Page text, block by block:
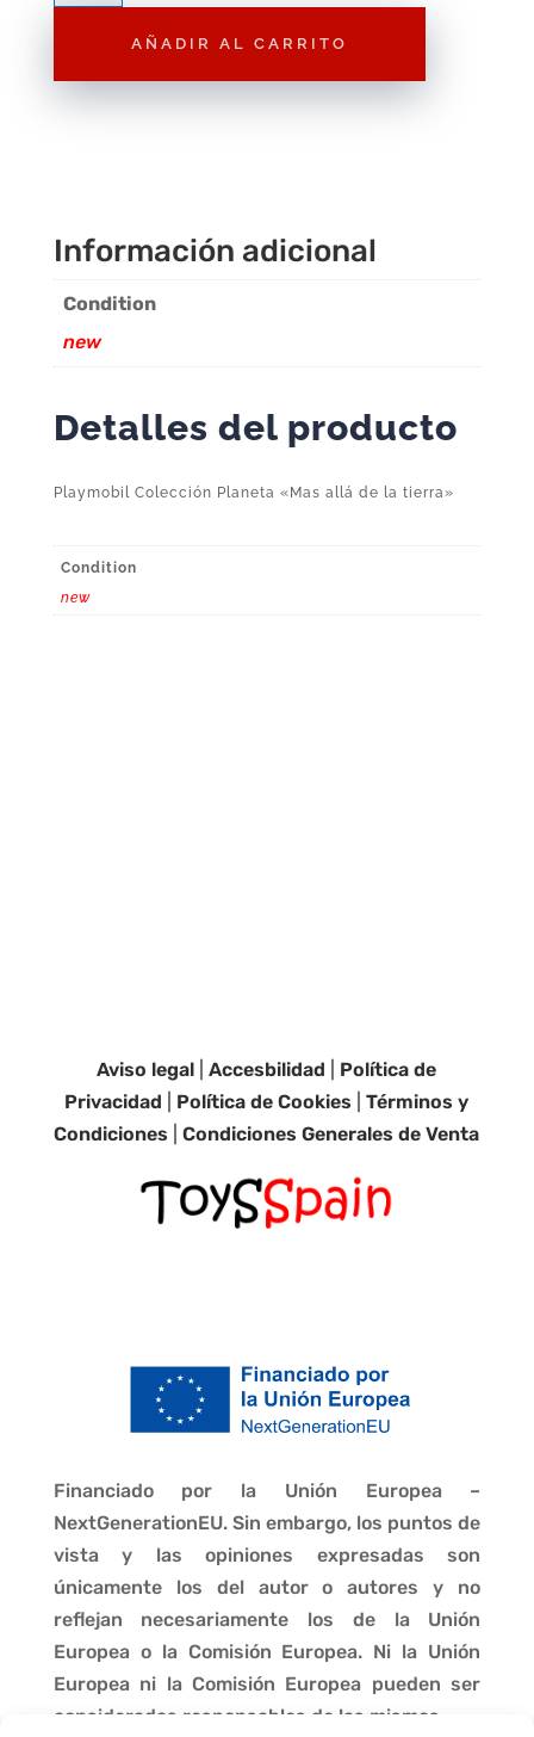
allá
AÑADIR AL CARRITO
Información adicional
Condition
new
Detalles del producto
Playmobil Colección Planeta «Mas allá de la tierra»
Condition
new
Aviso legal |Accesbilidad
Política de
Privacidad
Política de Cookies |Términos y
Condiciones |Condiciones Generales de Venta
Financiado por la Unión Europea –
NextGenerationEU. Sin embargo, los puntos de
vista y las opiniones expresadas son
únicamente los del autor o autores y no
reflejan necesariamente los de la Unión
Europea o la Comisión Europea. Ni la Unión
Europea ni la Comisión Europea pueden ser
consideradas responsables de las mismas.